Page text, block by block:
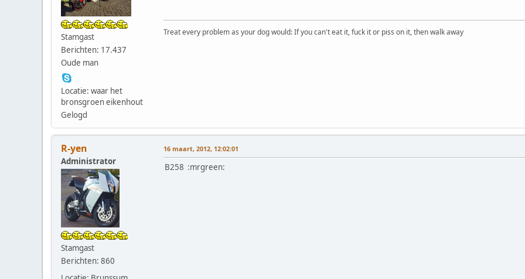
Stamgast
Berichten: 17.437
Oude man
Locatie: waar het
bronsgroen eikenhout
Gelogd
Treat every problem as your dog would: If you can't eat it, fuck it or piss on it, then walk away
R-yen
Administrator
Stamgast
Berichten: 860
16 maart, 2012, 12:02:01
B258 :mrgreen: